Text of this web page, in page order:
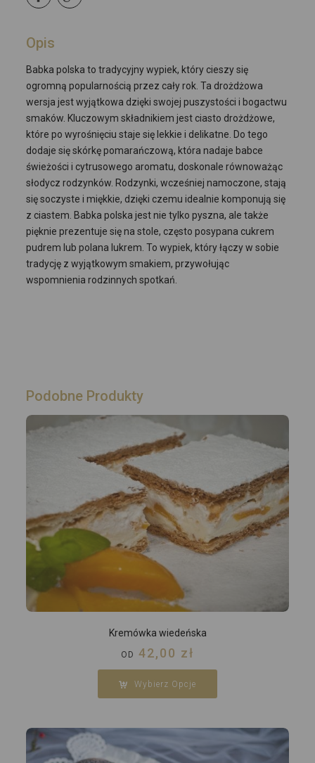
Opis
Babka polska to tradycyjny wypiek, który cieszy się
ogromną popularnością przez cały rok. Ta drożdżowa
wersja jest wyjątkowa dzięki swojej puszystości i bogactwu
smaków. Kluczowym składnikiem jest ciasto drożdżowe,
które po wyrośnięciu staje się lekkie i delikatne. Do tego
dodaje się skórkę pomarańczową, która nadaje babce
świeżości i cytrusowego aromatu, doskonale równoważąc
słodycz rodzynków. Rodzynki, wcześniej namoczone, stają
się soczyste i miękkie, dzięki czemu idealnie komponują się
z ciastem. Babka polska jest nie tylko pyszna, ale także
pięknie prezentuje się na stole, często posypana cukrem
pudrem lub polana lukrem. To wypiek, który łączy w sobie
tradycję z wyjątkowym smakiem, przywołując
wspomnienia rodzinnych spotkań.
Podobne Produkty
Kremówka wiedeńska
OD 42,00 zł
Wybierz Opcje